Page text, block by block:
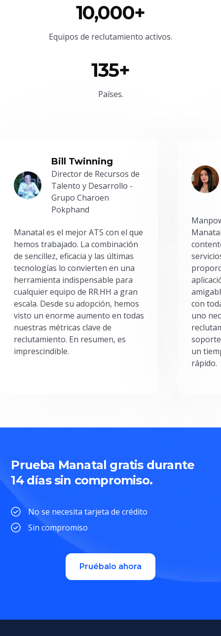
10,000+
Equipos de reclutamiento activos.
135+
Países.
Bill Twinning
Director de Recursos de
Talento y Desarrollo -
Grupo Charoen
Pokphand
Manatal es el mejor ATS con el que
hemos trabajado. La combinación
de sencillez, eficacia y las últimas
tecnologías lo convierten en una
herramienta indispensable para
cualquier equipo de RR.HH a gran
escala. Desde su adopción, hemos
visto un enorme aumento en todas
nuestras métricas clave de
reclutamiento. En resumen, es
imprescindible.
con
uno
un
rápido.
Prueba Manatal gratis durante
14 días sin compromiso.
No se necesita tarjeta de crédito
Sin compromiso
Pruébalo ahora